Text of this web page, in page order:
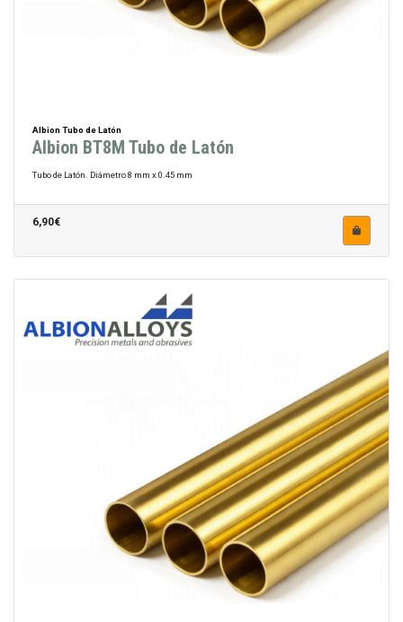
Albion Tubo de Latón
Albion BT8M Tubo de Latón
Tubo de Latón. Diámetro 8 mm x 0.45 mm
6,90€